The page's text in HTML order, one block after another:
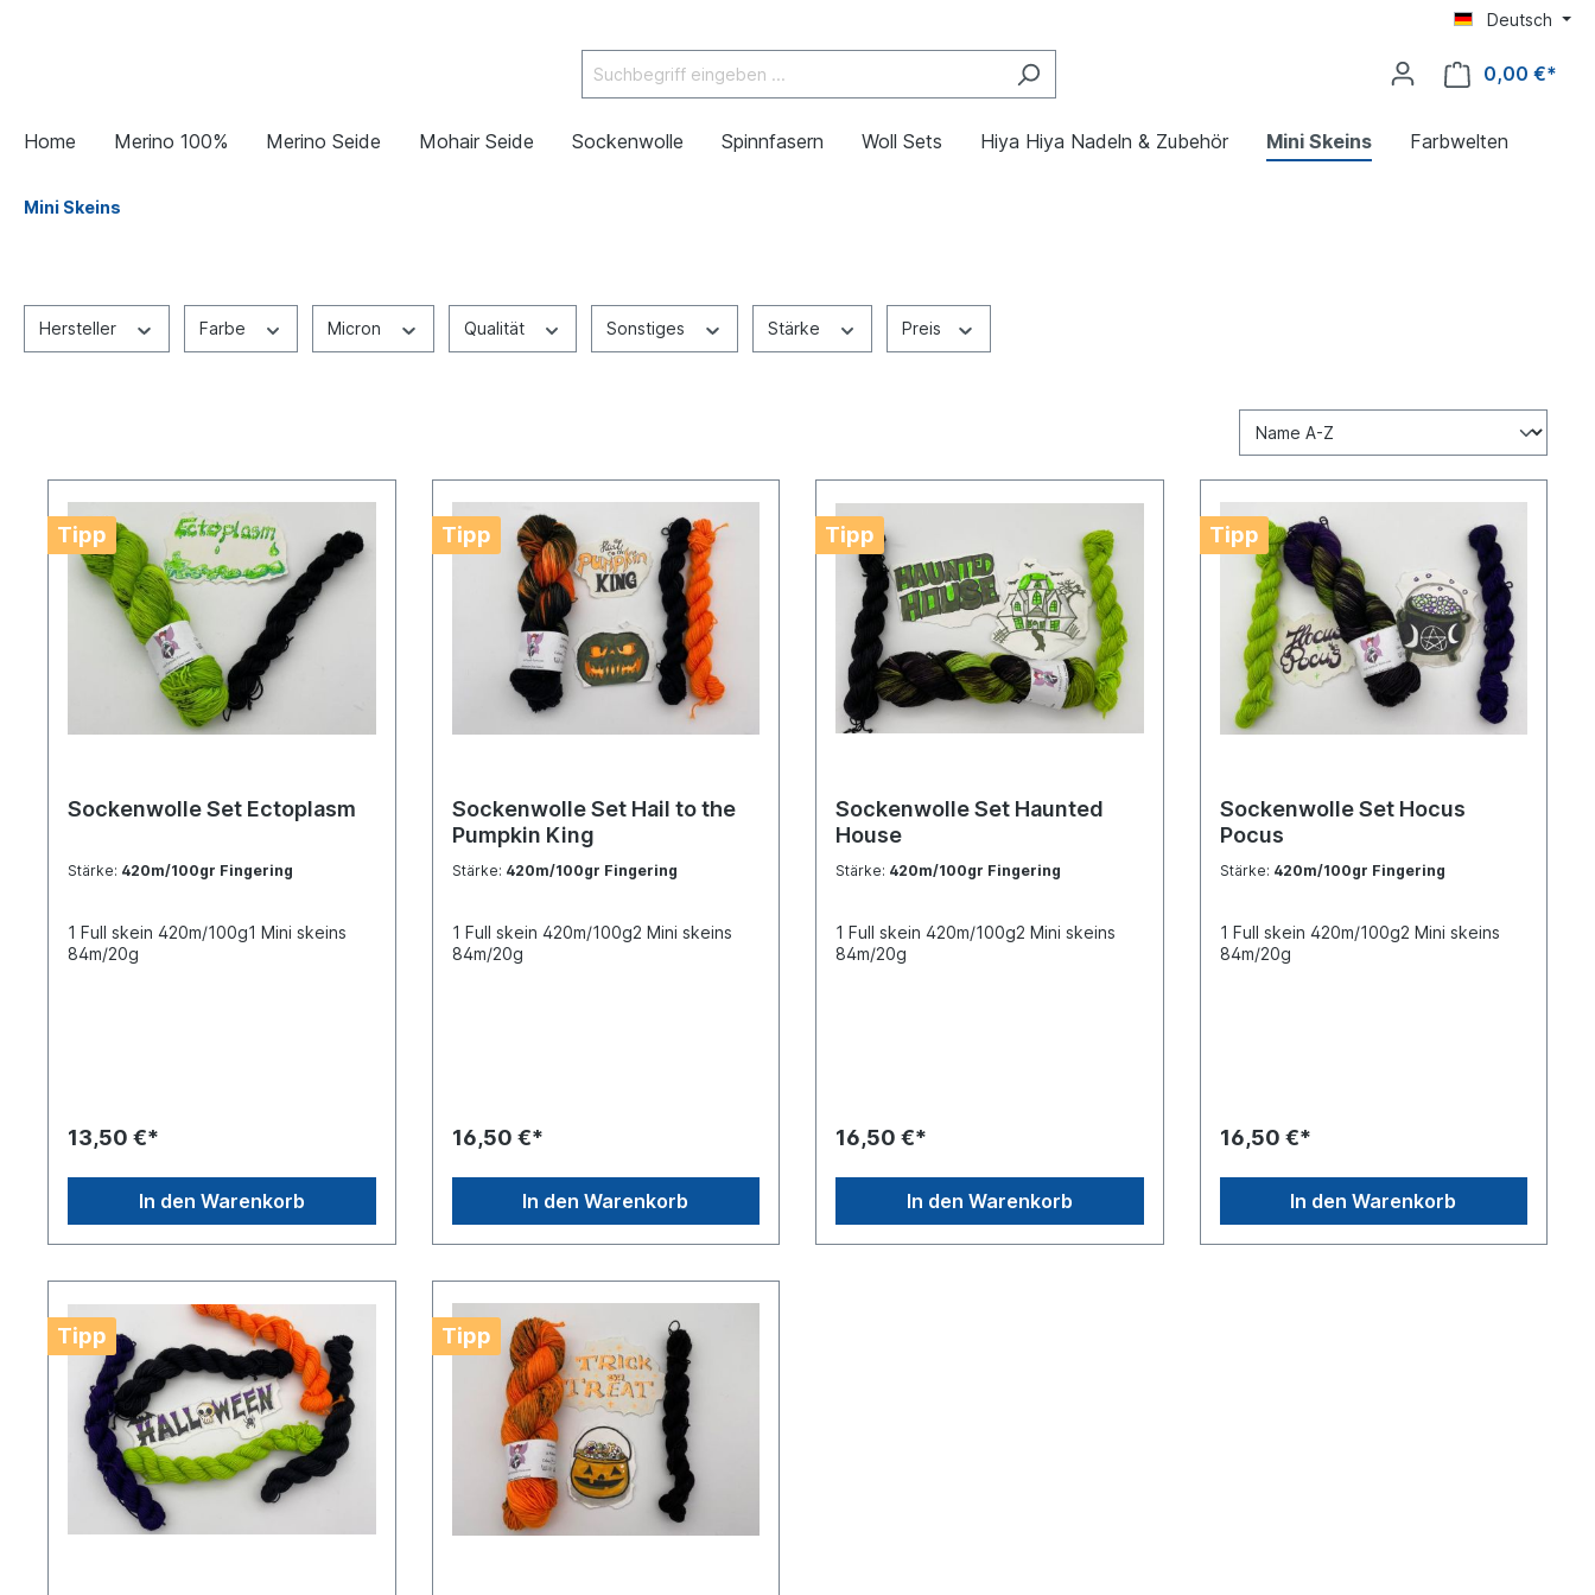
Deutsch
0,00 €*
Home Merino 100% Merino Seide Mohair Seide Sockenwolle Spinnfasern Woll Sets Hiya Hiya Nadeln & Zubehör Mini Skeins Farbwelten
Mini Skeins
Hersteller Farbe Micron Qualität Sonstiges Stärke Preis
Tipp
Sockenwolle Set Ectoplasm
Stärke: 420m/100gr Fingering
1 Full skein 420m/100g1 Mini skeins
84m/20g
13,50 €*
In den Warenkorb
Tipp
Sockenwolle Set Hail to the
Pumpkin King
Stärke: 420m/100gr Fingering
1 Full skein 420m/100g2 Mini skeins
84m/20g
16,50 €*
In den Warenkorb
Tipp
Sockenwolle Set Haunted
House
Stärke: 420m/100gr Fingering
1 Full skein 420m/100g2 Mini skeins
84m/20g
16,50 €*
In den Warenkorb
Tipp
Sockenwolle Set Hocus
Pocus
Stärke: 420m/100gr Fingering
1 Full skein 420m/100g2 Mini skeins
84m/20g
16,50 €*
In den Warenkorb
Tipp Tipp